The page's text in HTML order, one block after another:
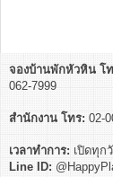
จองบ้านพักหัวหิน โ
062-7999
สำนักงาน โทร: 02-
เวลาทำการ: เปิดทุก
Line ID: